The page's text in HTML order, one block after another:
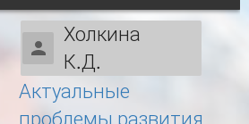
Холкина
К.Д.
Актуальные
проблемы развития